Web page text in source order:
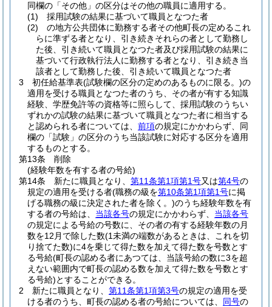
同欄の「その他」の区分はその他の職員に適用する。
(1)
採用試験の結果に基づいて職員となつた者
(2)
の地方公共団体に勤務する者その他町長の定めるこれ
らに準ずる者となり、引き続きそれらの者として勤務し
た後、引き続いて職員となつた者及び採用試験の結果に
基づいて行政執行法人に勤務する者となり、引き続き当
該者として勤務した後、引き続いて職員となつた者
3
初任給基準表(試験欄の区分の定めのあるものに限る。)の
適用を受ける職員となつた者のうち、その者が有する知識
経験、学歴免許等の資格等に照らして、採用試験のうちい
ずれかの試験の結果に基づいて職員となつた者に相当する
と認められる者については、 前項の規定にかかわらず、同
欄の「試験」の区分のうち当該試験に対応する区分を適用
するものとする。
第13条
削除
(経験年数を有する者の号給)
第14条
新たに職員となり、 第11条第1項第1号又は第4号の
規定の適用を受ける者(職務の級を第10条第1項第1号に掲
げる職務の級に決定された者を除く。)のうち経験年数を有
する者の号給は、 当該各号の規定にかかわらず、 当該各号
の規定による号給の号数に、その者の有する経験年数の月
数を12月で除した数(1未満の端数があるときは、これを切
り捨てた数)に4を乗じて得た数を加えて得た数を号数とす
る号給(町長の認める者にあつては、当該号給の数に3を超
えない範囲内で町長の認める数を加えて得た数を号数とす
る号給)とすることができる。
2
新たに職員となり、 第11条第1項第3号の規定の適用を受
ける者のうち、町長の認める者の号給については、 同号の